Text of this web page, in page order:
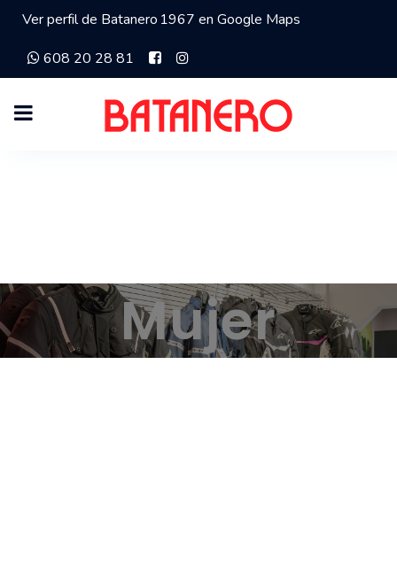
Ver perfil de Batanero 1967 en Google Maps
608 20 28 81
Mujer